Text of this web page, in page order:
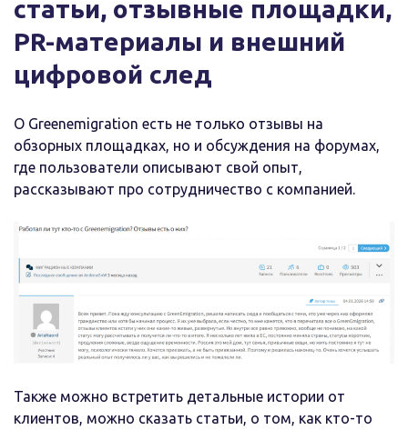
статьи, отзывные площадки,
PR-материалы и внешний
цифровой след
О Greenemigration есть не только отзывы на
обзорных площадках, но и обсуждения на форумах,
где пользователи описывают свой опыт,
рассказывают про сотрудничество с компанией.
Также можно встретить детальные истории от
клиентов, можно сказать статьи, о том, как кто-то